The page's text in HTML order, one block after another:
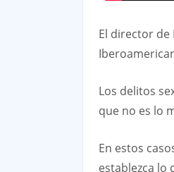
El director de
Los delitos
que no es lo
En estos
establezca lo